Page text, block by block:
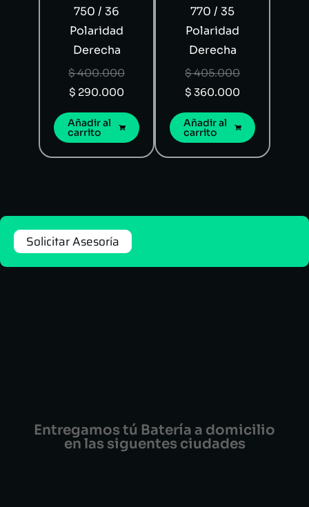
750 / 36
Polaridad
Derecha
$400.000
$ 290.000
Añadir al
carrito
770 / 35
Polaridad
Derecha
$405.000
$ 360.000
Añadir al
carrito
Solicitar Asesoría
Entregamos tú Batería a domicilio
en las siguentes ciudades